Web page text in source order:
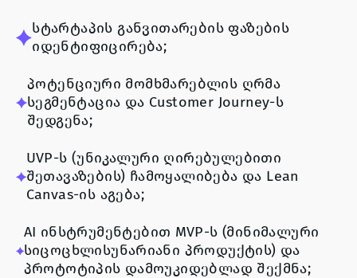
სტარტაპის განვითარების ფაზების
იდენტიფიცირება;
პოტენციური მომხმარებლის ღრმა
სეგმენტაცია და Customer Journey-ს
შედგენა;
UVP-ს (უნიკალური ღირებულებითი
შეთავაზების) ჩამოყალიბება და Lean
Canvas-ის აგება;
AI ინსტრუმენტებით MVP-ს (მინიმალური
სიცოცხლისუნარიანი პროდუქტის) და
პროტოტიპის დამოუკიდებლად შექმნა;